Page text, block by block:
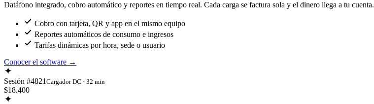
Datáfono integrado, cobro automático y reportes en tiempo real. Cada carga se factura sola y el dinero llega a tu cuenta.
Cobro con tarjeta, QR y app en el mismo equipo
Reportes automáticos de consumo e ingresos
Tarifas dinámicas por hora, sede o usuario
Conocer el software →
Sesión #4821 Cargador DC · 32 min
$18.400